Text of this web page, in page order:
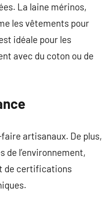
La laine mérinos,
les vêtements pour
idéale pour les
avec du coton ou de
artisanaux. De plus,
l’environnement,
de certifications